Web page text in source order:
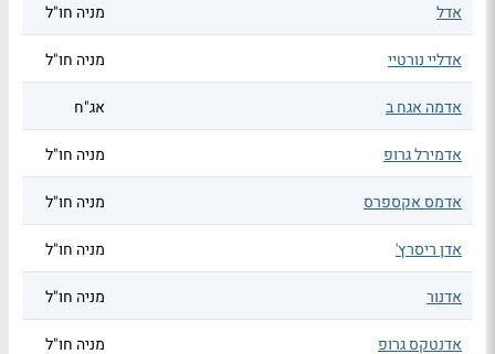
אדל מניה חו"ל
אדליי נורטיי מניה חו"ל
אדמה אגח ב אג"ח
אדמירל גרופ מניה חו"ל
אדמס אקספרס מניה חו"ל
אדן ריסרץ' מניה חו"ל
אדנור מניה חו"ל
אדנטקס גרופ מניה חו"ל